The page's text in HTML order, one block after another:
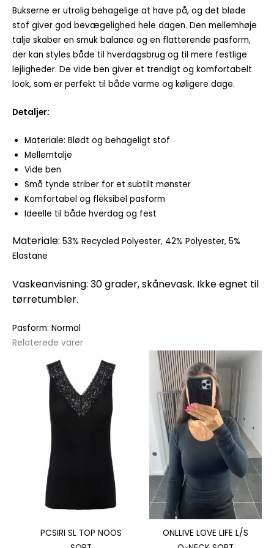
Bukserne er utrolig behagelige at have på, og det bløde
stof giver god bevægelighed hele dagen. Den mellemhøje
talje skaber en smuk balance og en flatterende pasform,
der kan styles både til hverdagsbrug og til mere festlige
lejligheder. De vide ben giver et trendigt og komfortabelt
look, som er perfekt til både varme og køligere dage.
Detaljer:
Materiale: Blødt og behageligt stof
Mellemtalje
Vide ben
Små tynde striber for et subtilt mønster
Komfortabel og fleksibel pasform
Ideelle til både hverdag og fest
Materiale: 53% Recycled Polyester, 42% Polyester, 5%
Elastane
Vaskeanvisning: 30 grader, skånevask. Ikke egnet til
tørretumbler.
Pasform: Normal
Relaterede varer
PCSIRI SL TOP NOOS
Dette
vare
har
flere
varianter.
Mulighederne
kan
vælges
varesiden
ONLLIVE LOVE LIFE L/S
Dette
vare
flere
varianter.
kan
vælges
på
varesiden